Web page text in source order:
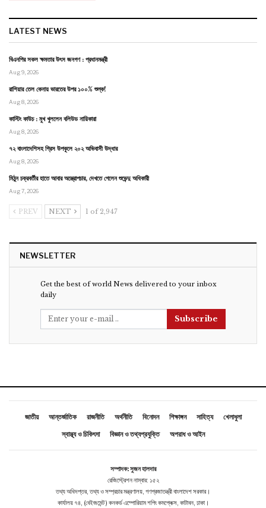
LATEST NEWS
বিএনপির সকল ক্ষমতার উৎস জনগণ : প্রধানমন্ত্রী
Aug 9, 2026
রাশিয়ার তেল কেনায় ভারতের উপর ১০০% শুল্ক!
Aug 8, 2026
কাস্টিং কাউচ : মুখ খুললেন বলিউড নায়িকারা
Aug 8, 2026
৭২ বাংলাদেশিসহ গ্রিস উপকূলে ২০২ অভিবাসী উদ্ধার
Aug 8, 2026
মিঠুন চক্রবর্তীর হাতে আবার অস্ত্রোপচার, দেখতে গেলেন শুভেন্দু অধিকারী
Aug 7, 2026
PREV NEXT 1 of 2,947
NEWSLETTER
Get the best of world News delivered to your inbox
daily
Subscribe
জাতীয় আন্তর্জাতিক রাজনীতি অর্থনীতি বিনোদন শিক্ষাঙ্গন সাহিত্য
খেলাধুলা
স্বাস্থ্য ও চিকিৎসা
বিজ্ঞান ও তথ্যপ্রযুক্তি অপরাধ ও আইন
সম্পাদক: সুজন হালদার
রেজিস্ট্রেশন নাম্বার: ১৫২
তথ্য অধিদপ্তর, তথ্য ও সম্প্রচার মন্ত্রণালয়, গণপ্রজাতন্ত্রী বাংলাদেশ সরকার।
কার্যালয় ৭৪, (বেইজমেন্ট ) কনকর্ড এম্পোরিয়াম শপিং কমপ্লেক্স, কাটাবন, ঢাকা।